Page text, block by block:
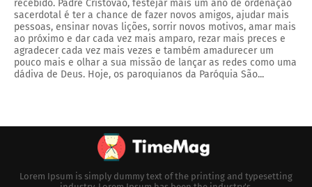
recebido. Padre Cristóvão, festejar mais um ano de ordenação
sacerdotal é ter a chance de fazer novos amigos, ajudar mais
pessoas, ensinar novas lições, sorrir novos motivos, amar mais
ao próximo e dar cada vez mais amparo, rezar mais preces e
agradecer cada vez mais vezes e também amadurecer um
pouco mais e olhar a sua missão de lançar as redes como uma
dádiva de Deus. Hoje, os paroquianos da Paróquia São...
Lorem Ipsum is simply dummy text of the printing and typesetting